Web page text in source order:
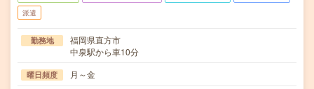
派遣
勤務地
福岡県直方市
中泉駅から車10分
曜日頻度 月～金